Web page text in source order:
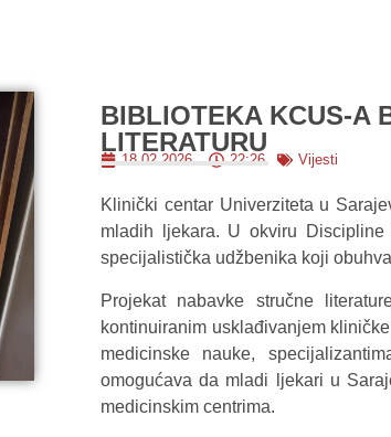
BIBLIOTEKA KCUS-A
LITERATURU
18.02.2026. 22:26 Vijesti
Klinički centar Univerziteta u
mladih ljekara. U okviru
specijalistička udžbenika koji
Projekat nabavke stručne
kontinuiranim usklađivanjem
medicinske nauke,
omogućava da mladi ljekari u
medicinskim centrima.